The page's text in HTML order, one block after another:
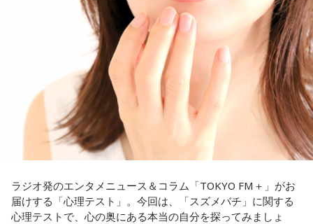
この心理テストでわかることは、追い詰められた時に出る、
あなたの「究極の裏の顔」です。
とっさに握りしめたものは、あなたが窮地で無意識に守ろう
とする「本当に大切なもの」を暗示しています。冷静ではい
られない極限の場面でこそ、普段は隠れているあなたの本性
が表に出るのです。
【解答】
1．鳩のぬいぐるみ……本性は「愛情深い天使」
鳩のぬいぐるみは「愛情」を暗示しています。あなたは追い
詰められても、自分より大切な誰かを思い浮かべる、利他的
なタイプ。窮地でこそ人にやさしくできる、あたたかい心の
持ち主です。ただ、自分を後回しにしすぎないよう気をつけ
てください。
ラジオ発のエンタメニュース＆コラム「TOKYO FM＋」がお
届けする「心理テスト」。今回は、「スズメバチ」に関する
心理テストで、心の奥にある本当の自分を探ってみましょ